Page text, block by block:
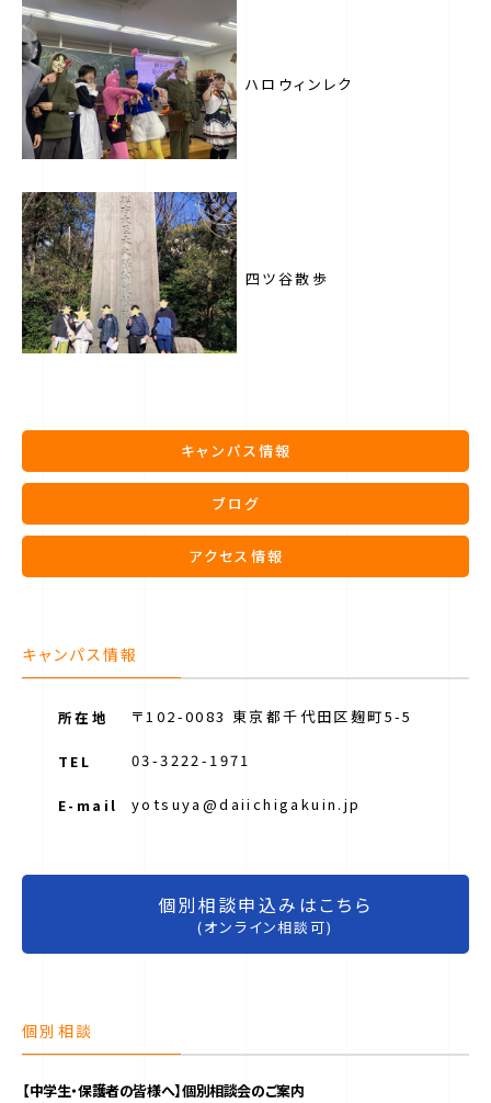
ハロウィンレク
四ツ谷散歩
キャンパス情報
ブログ
アクセス情報
キャンパス情報
所在地 〒102-0083 東京都千代田区麹町5-5
TEL 03-3222-1971
E-mail yotsuya@daiichigakuin.jp
個別相談申込みはこちら
(オンライン相談可)
個別相談
【中学生・保護者の皆様へ】個別相談会のご案内